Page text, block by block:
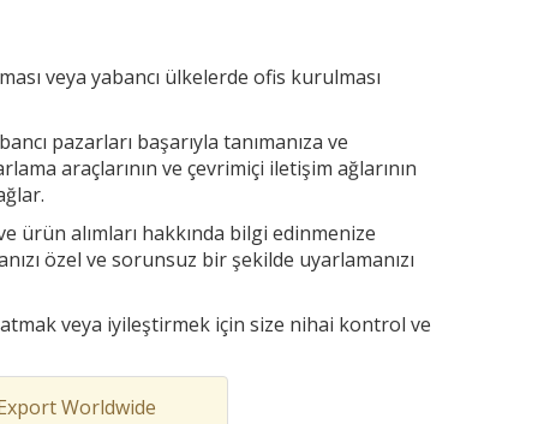
veya yabancı ülkelerde ofis kurulması
pazarları başarıyla tanımanıza ve
araçlarının ve çevrimiçi iletişim ağlarının
ürün alımları hakkında bilgi edinmenize
özel ve sorunsuz bir şekilde uyarlamanızı
veya iyileştirmek için size nihai kontrol ve
Worldwide